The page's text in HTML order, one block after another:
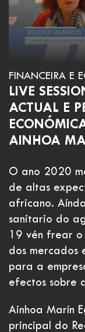
FINANCEIRA E
LIVE
ACTUAL E
AINHOA
O ano 2020
de altas
africano.
sanitario do
19 vén frear o
dos mercados
para a
efectos sobre
Ainhoa Marín
principal do